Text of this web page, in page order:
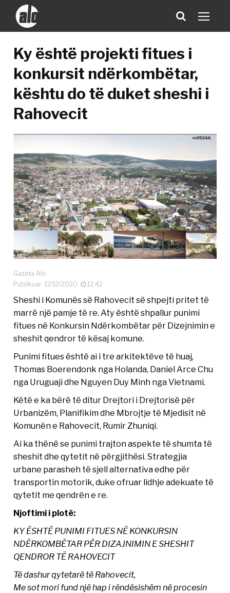
Ky është projekti fitues i
konkursit ndërkombëtar,
kështu do të duket sheshi i
Rahovecit
Gazeta Alo
Publikuar: 12/12/2020
12:42
Sheshi i Komunës së Rahovecit së shpejti pritet të
marrë një pamje të re. Aty është shpallur punimi
fitues në Konkursin Ndërkombëtar për Dizejnimin e
sheshit qendror të kësaj komune.
Punimi fitues është ai i tre arkitektëve të huaj,
Thomas Boerendonk nga Holanda, Daniel Arce Chu
nga Uruguaji dhe Nguyen Duy Minh nga Vietnami.
Këtë e ka bërë të ditur Drejtori i Drejtorisë për
Urbanizëm, Planifikim dhe Mbrojtje të Mjedisit në
Komunën e Rahovecit, Rumir Zhuniqi.
Ai ka thënë se punimi trajton aspekte të shumta të
sheshit dhe qytetit në përgjithësi. Strategjia
urbane parasheh të sjell alternativa edhe për
transportin motorik, duke ofruar lidhje adekuate të
qytetit me qendrën e re.
Njoftimi i plotë:
KY ËSHTË PUNIMI FITUES NË KONKURSIN
NDËRKOMBËTAR PËR DIZAJNIMIN E SHESHIT
QENDROR TË RAHOVECIT
Të dashur qytetarë të Rahovecit,
Me sot mori fund një hap i rëndësishëm në procesin